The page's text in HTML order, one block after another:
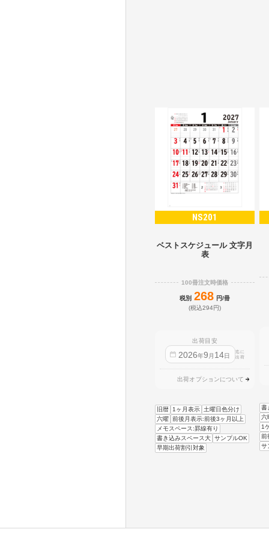
NS201
ベストスケジュール 文字月
表
100冊注文時価格
税別 268 円/冊
(税込294円)
出荷目安
2026年9 月 14日
迄に
出荷
出荷オプションについて
旧暦 1ヶ月表示
土曜日色分け
六曜 前後月表示:前後3ヶ月以上
メモスペース:罫線有り
書き込みスペース大 サンプルOK
早期出荷割引対象
書
六
1
前
サ